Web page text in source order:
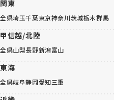
関東
全県埼玉千葉東京神奈川茨城栃木群馬
甲信越/北陸
全県山梨長野新潟富山
東海
全県岐阜静岡愛知三重